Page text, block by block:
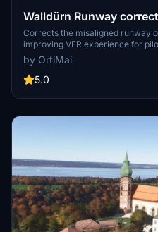
Walldürn Runway
Corrects the misaligned runway
improving VFR experience for
first-time developer aims to bring
smoother landings at Walldürn
by OrtiMai
5.0